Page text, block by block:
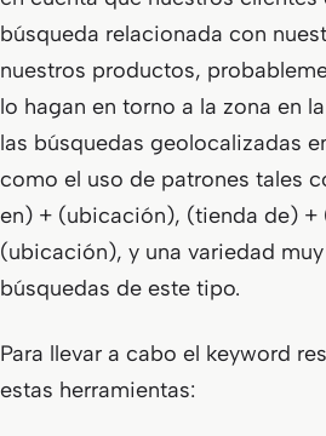
búsqueda relacionada con
nuestros productos,
lo hagan en torno a la zona en
las búsquedas geolocalizadas
como el uso de patrones tales
en) + (ubicación), (tienda de)
(ubicación), y una variedad
búsquedas de este tipo.
Para llevar a cabo el keyword
estas herramientas: